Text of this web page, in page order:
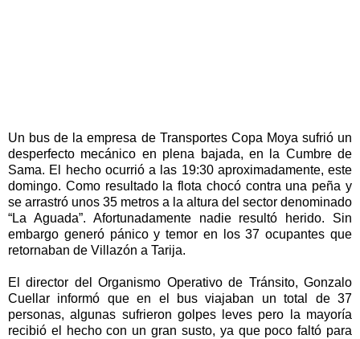
Un bus de la empresa de Transportes Copa Moya sufrió un
desperfecto mecánico en plena bajada, en la Cumbre de
Sama. El hecho ocurrió a las 19:30 aproximadamente, este
domingo. Como resultado la flota chocó contra una peña y
se arrastró unos 35 metros a la altura del sector denominado
“La Aguada”. Afortunadamente nadie resultó herido. Sin
embargo generó pánico y temor en los 37 ocupantes que
retornaban de Villazón a Tarija.
El director del Organismo Operativo de Tránsito, Gonzalo
Cuellar informó que en el bus viajaban un total de 37
personas, algunas sufrieron golpes leves pero la mayoría
recibió el hecho con un gran susto, ya que poco faltó para